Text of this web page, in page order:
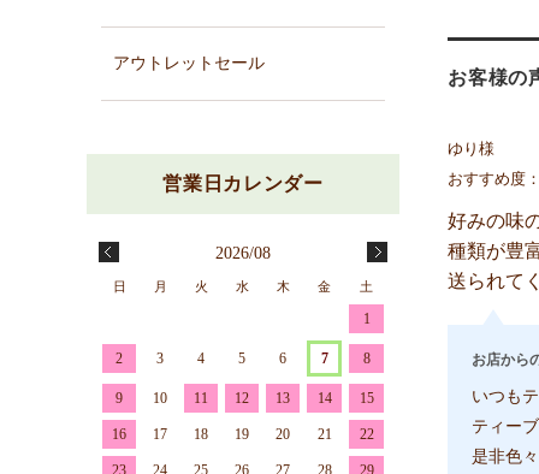
お客様の
ゆり様
おすすめ度
好みの味
種類が豊
送られて
お店から
いつも
ティー
是非色
アウトレットセール
2026/08
日 月 火 水 木 金 土
1
2 3 4 5 6 7 8
9 10 11 12 13 14 15
16 17 18 19 20 21 22
23 24 25 26 27 28 29